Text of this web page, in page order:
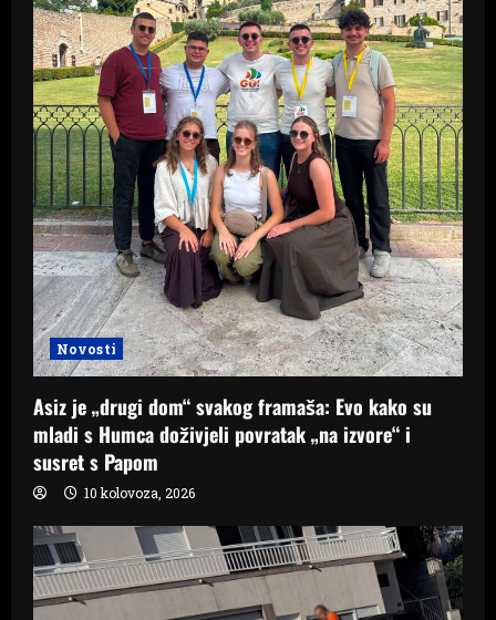
Novosti
Asiz je „drugi dom“ svakog framaša: Evo kako su
mladi s Humca doživjeli povratak „na izvore“ i
susret s Papom
10 kolovoza, 2026